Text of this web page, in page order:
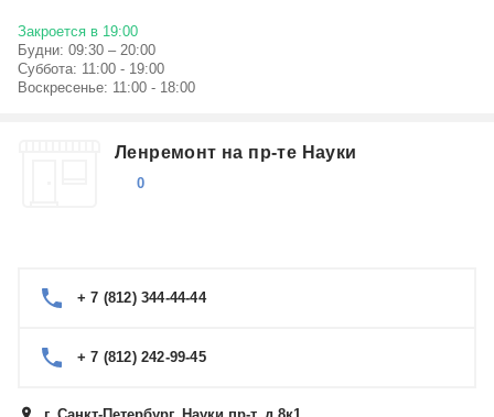
Закроется в 19:00
Будни: 09:30 – 20:00
Суббота: 11:00 - 19:00
Воскресенье: 11:00 - 18:00
Ленремонт на пр-те Науки
0
+ 7 (812) 344-44-44
+ 7 (812) 242-99-45